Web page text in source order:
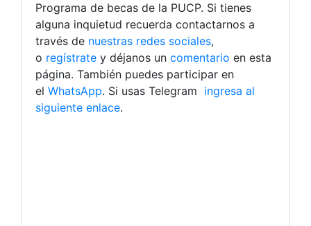
Programa de becas de la PUCP. Si tienes
alguna inquietud recuerda contactarnos a
través de nuestras redes sociales,
o regístrate y déjanos un comentario en esta
página. También puedes participar en
el WhatsApp. Si usas Telegram ingresa al
siguiente enlace.